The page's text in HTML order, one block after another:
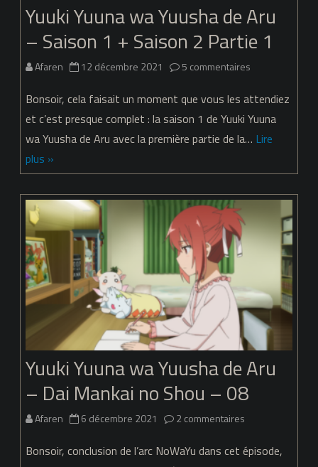
no
Shou
–
Yuuki Yuuna wa Yuusha de Aru
– Saison 1 + Saison 2 Partie 1
Afaren 12 décembre 2021 5 commentaires
Yuuna
wa
de
–
1
+
Saison
2
Bonsoir, cela faisait un moment que vous les attendiez
et c’est presque complet : la saison 1 de Yuuki Yuuna
wa Yuusha de Aru avec la première partie de la… Lire
plus »
Yuuki Yuuna wa Yuusha de Aru
– Dai Mankai no Shou – 08
Afaren 6 décembre 2021 2 commentaires
Bonsoir, conclusion de l’arc NoWaYu dans cet épisode,